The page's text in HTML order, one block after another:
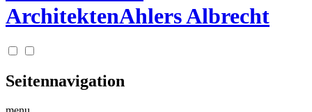
ArchitektenAhlers Albrecht
Seitennavigation